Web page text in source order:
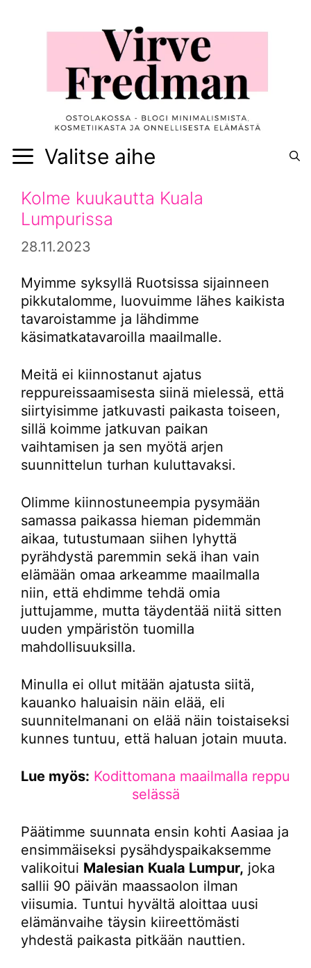
Valitse aihe
Kolme kuukautta Kuala
Lumpurissa
28.11.2023
Myimme syksyllä Ruotsissa sijainneen
pikkutalomme, luovuimme lähes kaikista
tavaroistamme ja lähdimme
käsimatkatavaroilla maailmalle.
Meitä ei kiinnostanut ajatus
reppureissaamisesta siinä mielessä, että
siirtyisimme jatkuvasti paikasta toiseen,
sillä koimme jatkuvan paikan
vaihtamisen ja sen myötä arjen
suunnittelun turhan kuluttavaksi.
Olimme kiinnostuneempia pysymään
samassa paikassa hieman pidemmän
aikaa, tutustumaan siihen lyhyttä
pyrähdystä paremmin sekä ihan vain
elämään omaa arkeamme maailmalla
niin, että ehdimme tehdä omia
juttujamme, mutta täydentää niitä sitten
uuden ympäristön tuomilla
mahdollisuuksilla.
Minulla ei ollut mitään ajatusta siitä,
kauanko haluaisin näin elää, eli
suunnitelmanani on elää näin toistaiseksi
kunnes tuntuu, että haluan jotain muuta.
Lue myös: Kodittomana maailmalla reppu
selässä
Päätimme suunnata ensin kohti Aasiaa ja
ensimmäiseksi pysähdyspaikaksemme
valikoitui Malesian Kuala Lumpur, joka
sallii 90 päivän maassaolon ilman
viisumia. Tuntui hyvältä aloittaa uusi
elämänvaihe täysin kiireettömästi
yhdestä paikasta pitkään nauttien.